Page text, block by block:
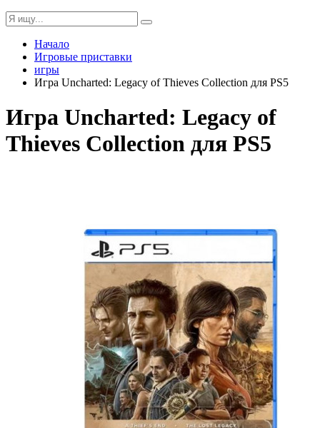
Начало
Игровые приставки
игры
Игра Uncharted: Legacy of Thieves Collection для PS5
Игра Uncharted: Legacy of
Thieves Collection для PS5